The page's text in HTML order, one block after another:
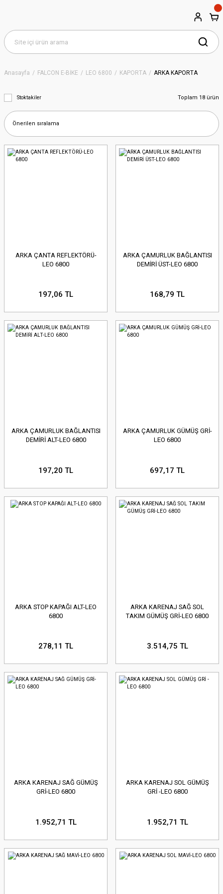
Anasayfa FALCON E-BİKE LEO 6800 KAPORTA ARKA KAPORTA
Stoktakiler Toplam 18 ürün
ARKA ÇANTA REFLEKTÖRÜ-
LEO 6800
197,06 TL
ARKA ÇAMURLUK BAĞLANTISI
DEMİRİ ÜST-LEO 6800
168,79 TL
ARKA ÇAMURLUK BAĞLANTISI
DEMİRİ ALT-LEO 6800
197,20 TL
ARKA ÇAMURLUK GÜMÜŞ GRİ-
LEO 6800
697,17 TL
ARKA STOP KAPAĞI ALT-LEO
6800
278,11 TL
ARKA KARENAJ SAĞ SOL
TAKIM GÜMÜŞ GRİ-LEO 6800
3.514,75 TL
ARKA KARENAJ SAĞ GÜMÜŞ
GRİ-LEO 6800
1.952,71 TL
ARKA KARENAJ SOL GÜMÜŞ
GRİ -LEO 6800
1.952,71 TL